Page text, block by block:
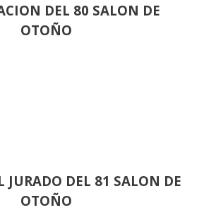
DEL 80 SALON DE
OTOÑO
JURADO DEL 81 SALON DE
OTOÑO